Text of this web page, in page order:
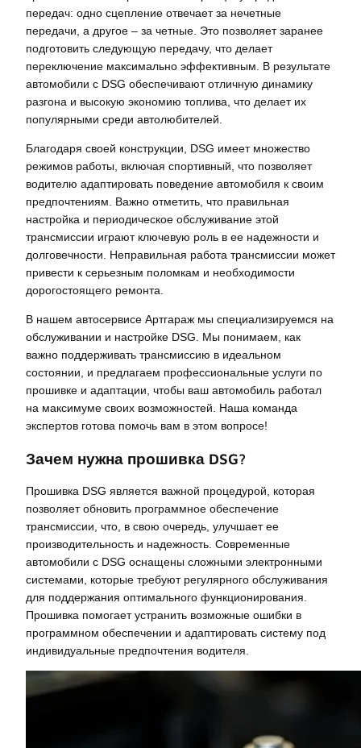
передач: одно сцепление отвечает за нечетные
передачи, а другое – за четные. Это позволяет заранее
подготовить следующую передачу, что делает
переключение максимально эффективным. В результате
автомобили с DSG обеспечивают отличную динамику
разгона и высокую экономию топлива, что делает их
популярными среди автолюбителей.
Благодаря своей конструкции, DSG имеет множество
режимов работы, включая спортивный, что позволяет
водителю адаптировать поведение автомобиля к своим
предпочтениям. Важно отметить, что правильная
настройка и периодическое обслуживание этой
трансмиссии играют ключевую роль в ее надежности и
долговечности. Неправильная работа трансмиссии может
привести к серьезным поломкам и необходимости
дорогостоящего ремонта.
В нашем автосервисе Артгараж мы специализируемся на
обслуживании и настройке DSG. Мы понимаем, как
важно поддерживать трансмиссию в идеальном
состоянии, и предлагаем профессиональные услуги по
прошивке и адаптации, чтобы ваш автомобиль работал
на максимуме своих возможностей. Наша команда
экспертов готова помочь вам в этом вопросе!
Зачем нужна прошивка DSG?
Прошивка DSG является важной процедурой, которая
позволяет обновить программное обеспечение
трансмиссии, что, в свою очередь, улучшает ее
производительность и надежность. Современные
автомобили с DSG оснащены сложными электронными
системами, которые требуют регулярного обслуживания
для поддержания оптимального функционирования.
Прошивка помогает устранить возможные ошибки в
программном обеспечении и адаптировать систему под
индивидуальные предпочтения водителя.